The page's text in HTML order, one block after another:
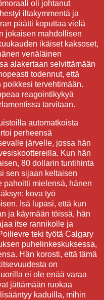
oli johtanut
iltakymmentä ja
päätti koputtaa vielä
jokaisen mahdollisen
ikäiset kaksoset,
venäläinen
alakertaan selvittämään
todennut, että
tervehtimään.
reagointikykyä
tarvitaan.
automatkoista
perheensä
järvelle, jossa hän
Kun hän
80 dollarin tuntihinta
sen sijaan keltaisen
pahoitti mielensä, hänen
kova työ
Isä lupasi, että kun
ja käymään töissä, hän
itse rannikolle ja
teki työtä Calgary
puhelinkeskuksessa,
Hän korosti, että tämä
on
ei ole enää varaa
jättämään ruokaa
kaduilla, mihin